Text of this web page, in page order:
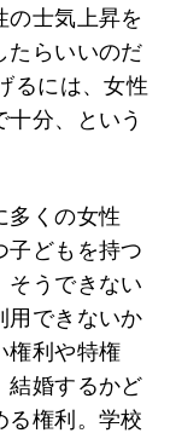
の士気上昇を
たらいいのだ
るには、女性
分、という
多くの女性
子どもを持つ
そうできない
用できないか
権利や特権
結婚するかど
る権利。学校